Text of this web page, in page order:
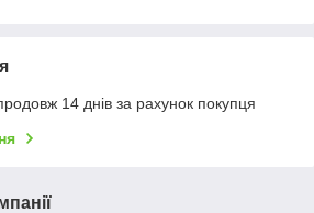
14 днів за рахунок покупця